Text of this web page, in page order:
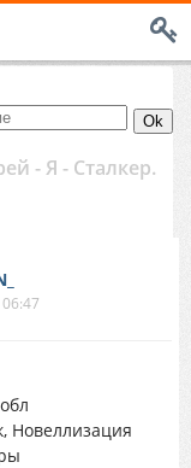
- Я - Сталкер.
Новеллизация